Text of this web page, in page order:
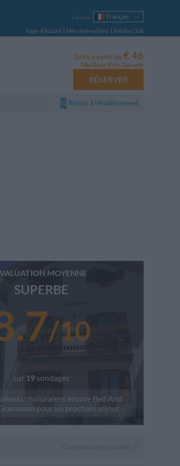
Langue
Français
Italiano
English
Español
Русский
Português
Polski
Page d'Accueil Mes réservations
InItalia Club
Tarifs à partir de€ 46
Meilleur Prix Garanti
RÉSERVER
Retour à l'établissement
MOYENNE
SUPERBE
/10
sur 19sondages
clients choisiraient encore Bed And
pour un prochain séjour